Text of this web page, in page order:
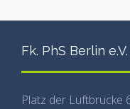
Fk. PhS Berlin e.V.
Platz der Luftbrücke